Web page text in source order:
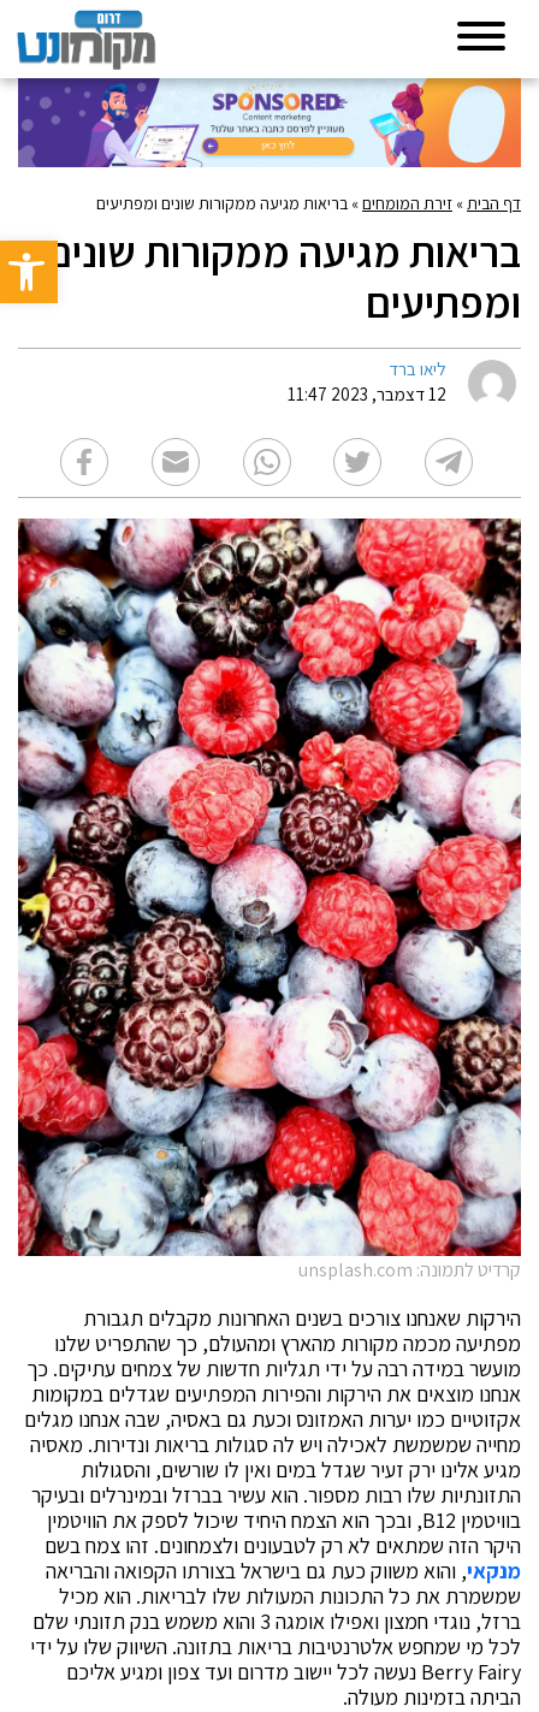
פתח
דף הבית» זירת המומחים» בריאות מגיעה ממקורות שונים ומפתיעים
בריאות מגיעה ממקורות שונים
ומפתיעים
ליאו ברד
12 דצמבר, 2023 11:47
קרדיט לתמונה: unsplash.com
הירקות שאנחנו צורכים בשנים האחרונות מקבלים תגבורת
מפתיעה מכמה מקורות מהארץ ומהעולם, כך שהתפריט שלנו
מועשר במידה רבה על ידי תגליות חדשות של צמחים עתיקים. כך
אנחנו מוצאים את הירקות והפירות המפתיעים שגדלים במקומות
אקזוטיים כמו יערות האמזונס וכעת גם באסיה, שבה אנחנו מגלים
מחייה שמשמשת לאכילה ויש לה סגולות בריאות ונדירות. מאסיה
מגיע אלינו ירק זעיר שגדל במים ואין לו שורשים, והסגולות
התזונתיות שלו רבות מספור. הוא עשיר בברזל ובמינרלים ובעיקר
בוויטמין B12, ובכך הוא הצמח היחיד שיכול לספק את הוויטמין
היקר הזה שמתאים לא רק לטבעונים ולצמחונים. זהו צמח בשם
מנקאי, והוא משווק כעת גם בישראל בצורתו הקפואה והבריאה
שמשמרת את כל התכונות המעולות שלו לבריאות. הוא מכיל
ברזל, נוגדי חמצון ואפילו אומגה 3 והוא משמש בנק תזונתי שלם
לכל מי שמחפש אלטרנטיבות בריאות בתזונה. השיווק שלו על ידי
Berry Fairy נעשה לכל יישוב מדרום ועד צפון ומגיע אליכם
הביתה בזמינות מעולה.